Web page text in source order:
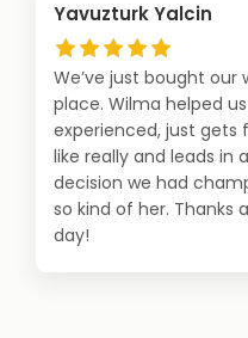
Yavuzturk Yalcin
We’ve just bought our
place. Wilma helped
experienced, just
like really and leads in
decision we had
so kind of her. Thanks
day!